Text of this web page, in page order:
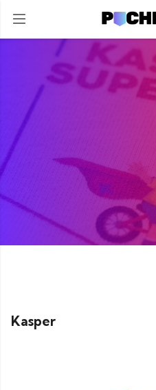
Kasper